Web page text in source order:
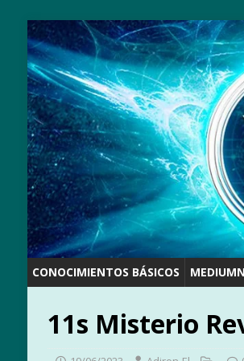
CONOCIMIENTOS BÁSICOS
11s Misterio